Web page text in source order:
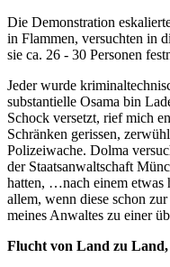
Die Demonstration
in Flammen, versuchten in
sie ca. 26 - 30 Personen
Jeder wurde
substantielle Osama bin
Schock versetzt, rief mich
Schränken gerissen,
Polizeiwache. Dolma
der Staatsanwaltschaft
hatten, …nach einem etwas
allem, wenn diese schon
meines Anwaltes zu einer
Flucht von Land zu